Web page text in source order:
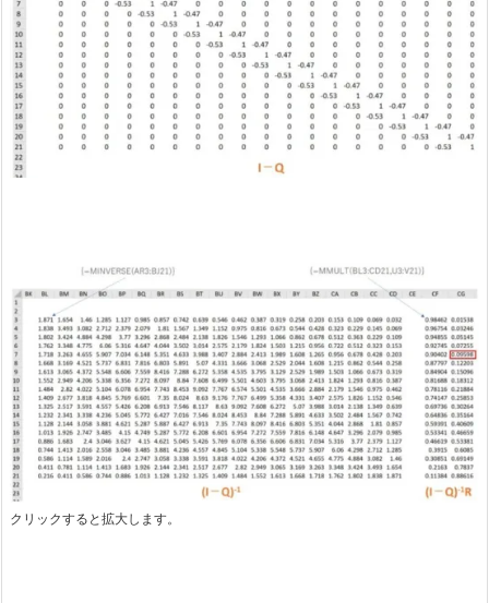
クリックすると拡大します。